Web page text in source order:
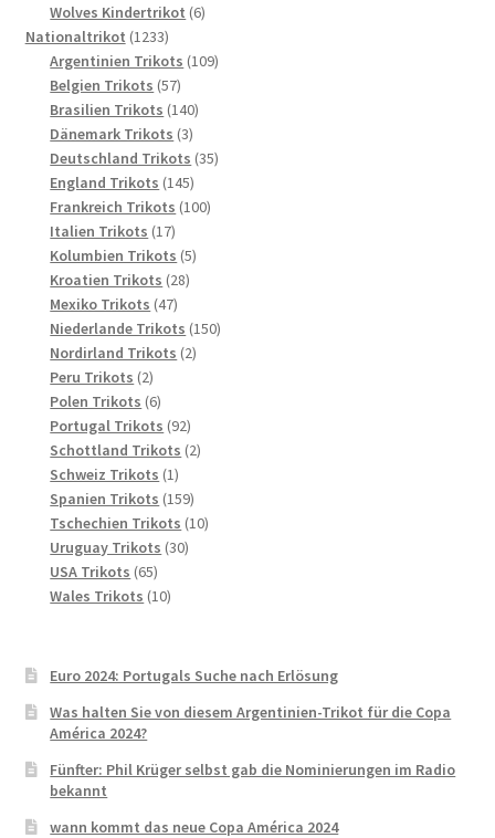
Wolves Kindertrikot 66
Nationaltrikot 12331233
Produkte
Argentinien Trikots 109109
Belgien Trikots 5757
Produkte
Brasilien Trikots 140140
Dänemark Trikots 33
Produkte
Deutschland Trikots 3535
England Trikots 145145
Produkte
Frankreich Trikots 100100
Italien Trikots 1717
Produkte
Kolumbien Trikots 55
Kroatien Trikots 2828
Mexiko Trikots 4747
Produkte
Niederlande Trikots 150150
Nordirland Trikots 22
Peru Trikots 22
Produkte
Polen Trikots 66
Produkte
Portugal Trikots 9292
Produkte
Schottland Trikots 22
Schweiz Trikots 11
Produkt
Spanien Trikots 159159
Produkte
Tschechien Trikots 1010
Uruguay Trikots 3030
USA Trikots 6565
Produkte
Wales Trikots 1010
Euro 2024: Portugals Suche nach Erlösung
Was halten Sie von diesem Argentinien-Trikot für die Copa
América 2024?
Fünfter: Phil Krüger selbst gab die Nominierungen im Radio
bekannt
wann kommt das neue Copa América 2024